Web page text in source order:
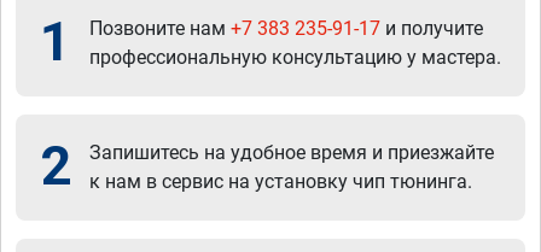
1 Позвоните нам +7 383 235-91-17 и получите
профессиональную консультацию у мастера.
2
Запишитесь на удобное время и приезжайте
к нам в сервис на установку чип тюнинга.